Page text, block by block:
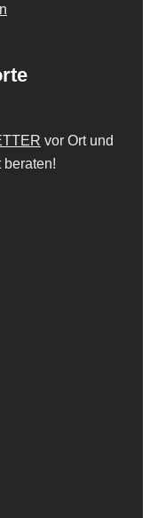
vor Ort und
beraten!